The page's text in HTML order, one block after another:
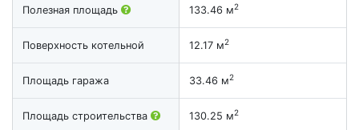
Полезная площадь 133.46 м2
Поверхность котельной 12.17 м2
Площадь гаража 33.46 м2
Площадь строительства 130.25 м2